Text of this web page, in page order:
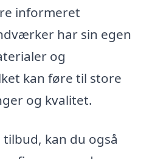
informeret
har sin egen
og
kan føre til store
og kvalitet.
kan du også